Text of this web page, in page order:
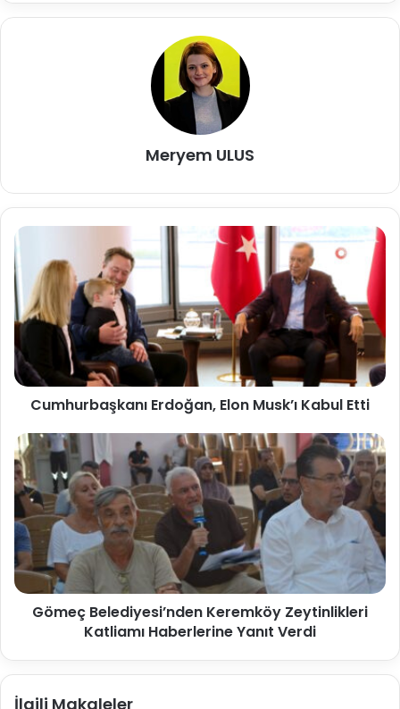
Meryem ULUS
Cumhurbaşkanı Erdoğan, Elon Musk’ı Kabul Etti
Gömeç Belediyesi’nden Keremköy Zeytinlikleri
Katliamı Haberlerine Yanıt Verdi
İlgili Makaleler